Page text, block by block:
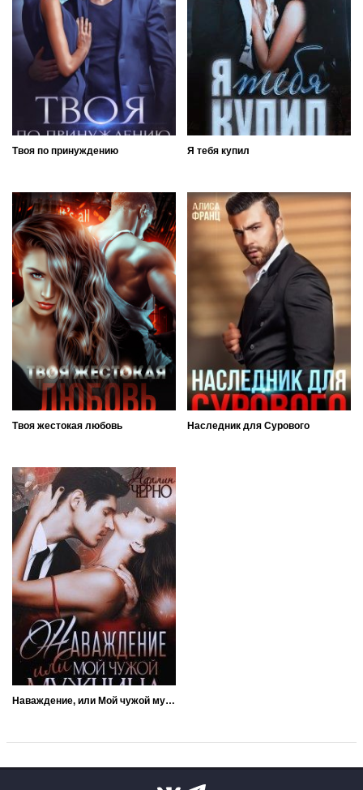
Твоя по принуждению Я тебя купил
Твоя жестокая любовь Наследник для Сурового
Наваждение, или Мой чужой мужчина